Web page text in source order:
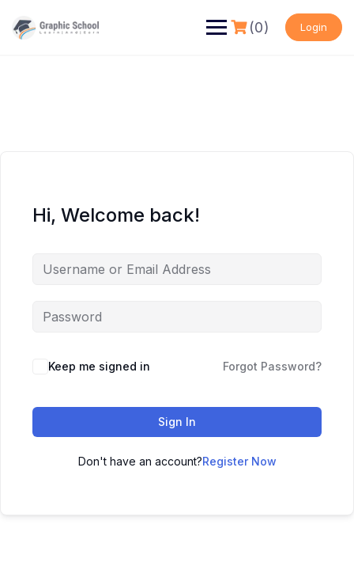
content
(0) Login
Hi, Welcome back!
Keep me signed in Forgot Password?
Sign In
Don't have an account?Register Now